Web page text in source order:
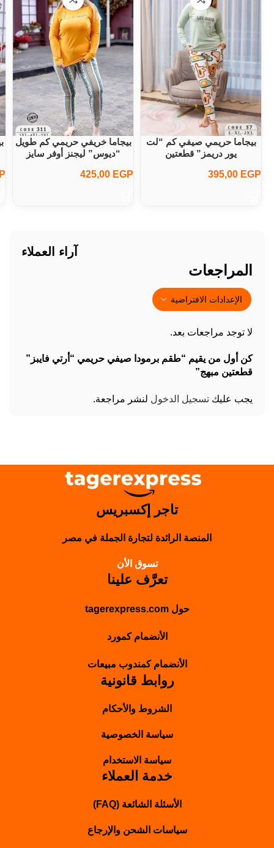
بيجاما حريمي صيفي كم “لت
يور دريمز” قطعتين
395,00 EGP
بيجاما خريفي حريمي كم طويل
“ديوس” ليجنز أوفر سايز
425,00 EGP
آراء العملاء
المراجعات
لا توجد مراجعات بعد.
كن أول من يقيم “طقم برمودا صيفي حريمي “أرتي فايبز”
قطعتين مبهج”
يجب عليك تسجيل الدخول لنشر مراجعة.
تاجر إكسبريس
المنصة الرائدة لتجارة الجملة في مصر
تسوق الأن
تعرَّف علينا
حول tagerexpress.com
الأنضمام كمورد
الأنضمام كمندوب مبيعات
روابط قانونية
الشروط والأحكام
سياسة الخصوصية
سياسة الاستخدام
خدمة العملاء
الأسئلة الشائعة (FAQ)
سياسات الشحن والإرجاع